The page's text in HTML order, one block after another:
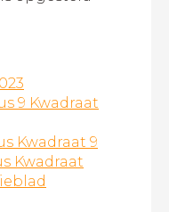
9 Kwadraat
Kwadraat 9
Kwadraat